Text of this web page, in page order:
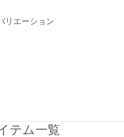
リエーション
テム一覧